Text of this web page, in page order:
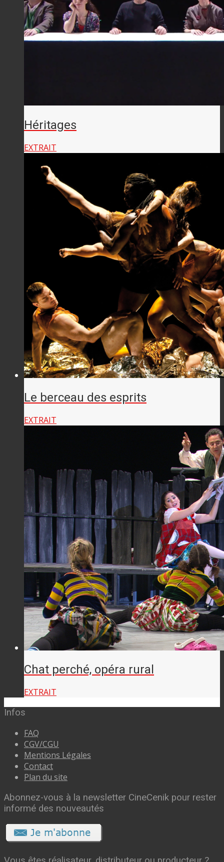
Héritages
EXTRAIT
Le berceau des esprits
EXTRAIT
Chat perché, opéra rural
EXTRAIT
Infos
FAQ
CGV/CGU
Mentions Légales
Contact
Plan du site
Abonnez-vous à la newsletter CineCenik pour rester
informé des nouveautés